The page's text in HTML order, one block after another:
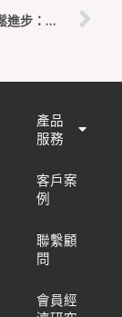
方便學習，輕鬆進步：解放學習壓力，享受家中線上英文課程的優勢
產品
服務
客戶案
例
聯繫顧
問
會員經